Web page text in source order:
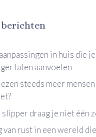
berichten
in huis die
laten aanvoelen
steeds meer
slipper draag je niet één
van rust in een wereld